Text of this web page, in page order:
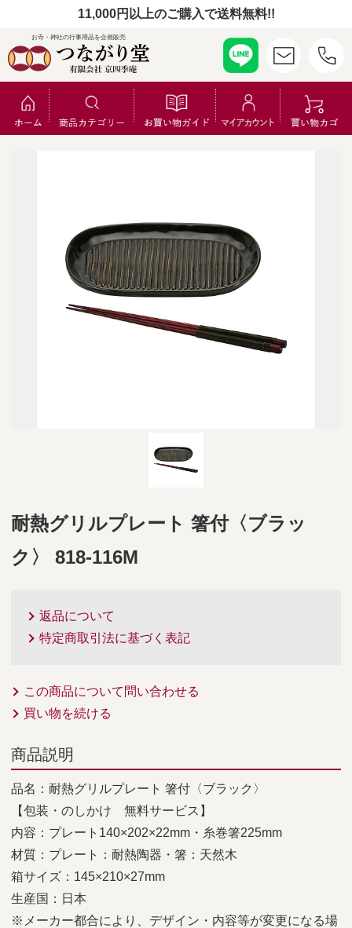
11,000円以上のご購入で送料無料!!
お寺・神社の行事用品を企画販売
耐熱グリルプレート 箸付〈ブラッ
ク〉 818-116M
返品について
特定商取引法に基づく表記
この商品について問い合わせる
買い物を続ける
商品説明
品名：耐熱グリルプレート 箸付〈ブラック〉
【包装・のしかけ 無料サービス】
内容：プレート140×202×22mm・糸巻箸225mm
材質：プレート：耐熱陶器・箸：天然木
箱サイズ：145×210×27mm
生産国：日本
※メーカー都合により、デザイン・内容等が変更になる場